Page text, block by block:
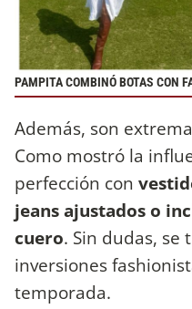
PAMPITA COMBINÓ BOTAS CON
Además, son
Como mostró la
perfección con
jeans ajustados o
cuero. Sin dudas, se
inversiones
temporada.